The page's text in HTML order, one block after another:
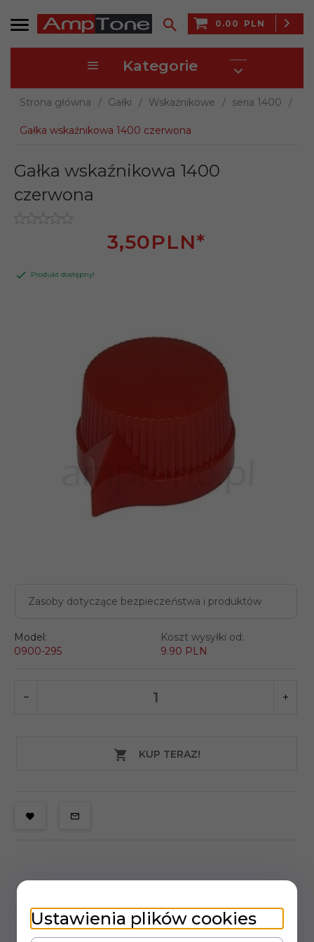
0.00 PLN
Kategorie
Strona główna Gałki Wskaźnikowe seria 1400
Gałka wskaźnikowa 1400 czerwona
Zasoby dotyczące bezpieczeństwa i produktów
Gałka wskaźnikowa 1400
czerwona
3,50PLN*
Produkt dostępny!
Model:
0900-295
Koszt wysyłki od:
9.90 PLN
KUP TERAZ!
OPIS PRODUKTU
Ustawienia plików cookies